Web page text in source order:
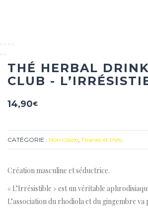
THÉ HERBAL
CLUB -
14,90€
CATÉGORIE : Non classé, Tisanes et thés.
Création masculine et séductrice.
« L’Irrésistible » est un véritable
L’association du rhodiola et du gingembre